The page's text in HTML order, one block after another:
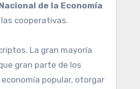
de la Economía
cooperativas.
La gran mayoría
gran parte de los
popular, otorgar